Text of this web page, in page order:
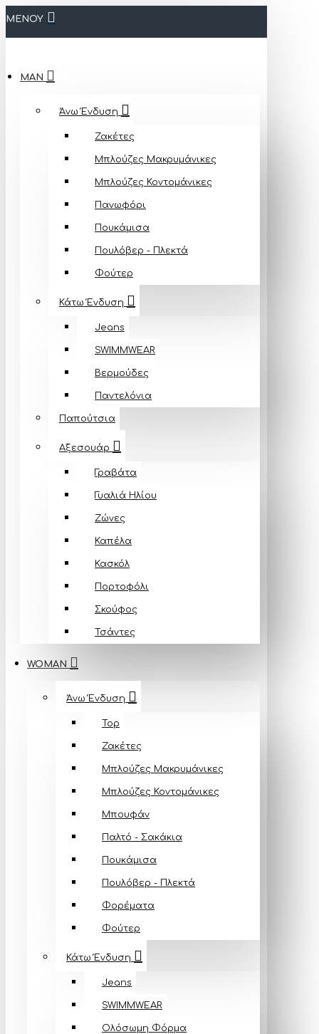
ΜΕΝΟΥ
MAN
Άνω Ένδυση
Ζακέτες
Μπλούζες Mακρυμάνικες
Μπλούζες Κοντομάνικες
Πανωφόρι
Πουκάμισα
Πουλόβερ - Πλεκτά
Φούτερ
Κάτω Ένδυση
Jeans
SWIMMWEAR
Βερμούδες
Παντελόνια
Παπούτσια
Αξεσουάρ
Γραβάτα
Γυαλιά Ηλίου
Ζώνες
Καπέλα
Κασκόλ
Πορτοφόλι
Σκούφος
Τσάντες
WOMAN
Άνω Ένδυση
Top
Ζακέτες
Μπλούζες Mακρυμάνικες
Μπλούζες Κοντομάνικες
Μπουφάν
Παλτό - Σακάκια
Πουκάμισα
Πουλόβερ - Πλεκτά
Φορέματα
Φούτερ
Κάτω Ένδυση
Jeans
SWIMMWEAR
Ολόσωμη Φόρμα